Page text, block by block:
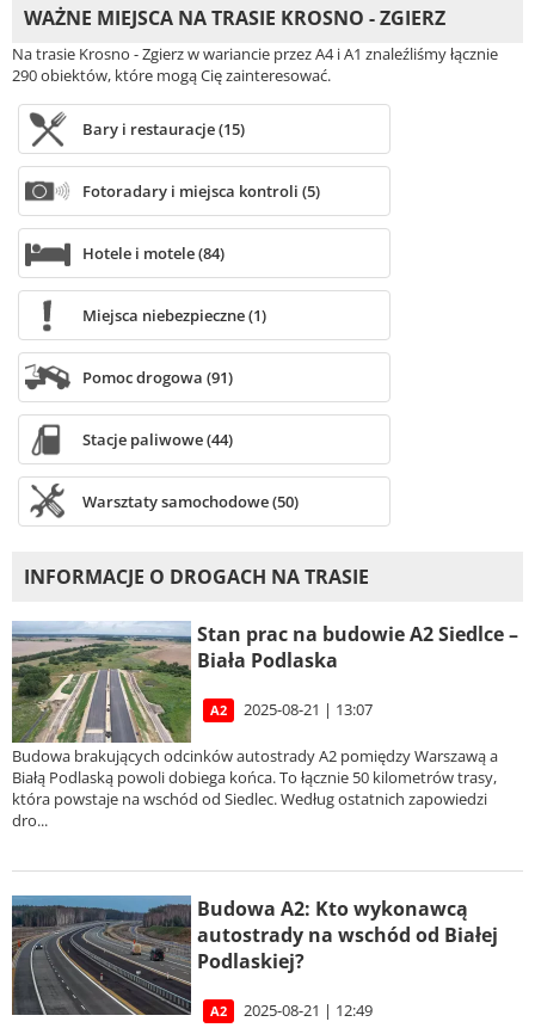
WAŻNE MIEJSCA NA TRASIE KROSNO - ZGIERZ
Na trasie Krosno - Zgierz w wariancie przez A4 i A1 znaleźliśmy łącznie
290 obiektów, które mogą Cię zainteresować.
Bary i restauracje (15)
Fotoradary i miejsca kontroli (5)
Hotele i motele (84)
Miejsca niebezpieczne (1)
Pomoc drogowa (91)
Stacje paliwowe (44)
Warsztaty samochodowe (50)
INFORMACJE O DROGACH NA TRASIE
Stan prac na budowie A2 Siedlce –
Biała Podlaska
A2 2025-08-21 | 13:07
Budowa brakujących odcinków autostrady A2 pomiędzy Warszawą a
Białą Podlaską powoli dobiega końca. To łącznie 50 kilometrów trasy,
która powstaje na wschód od Siedlec. Według ostatnich zapowiedzi
dro...
Budowa A2: Kto wykonawcą
autostrady na wschód od Białej
Podlaskiej?
A2 2025-08-21 | 12:49